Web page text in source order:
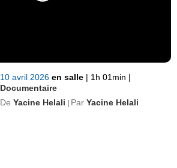
10 avril 2026en salle | 1h 01min |
Documentaire
De Yacine Helali | Par Yacine Helali